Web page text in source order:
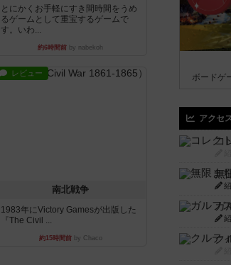
とにかくお手軽にすき間時間をうめ
るゲームとして重宝するゲームで
す。いわ...
約6時間前 by nabekoh
レビュー
南北戦争
1983年にVictory Gamesが出版した
『The Civil ...
約15時間前by Chaco
ボードゲ
アクセ
コ
無
ガ
ク